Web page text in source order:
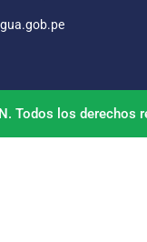
Todos los derechos